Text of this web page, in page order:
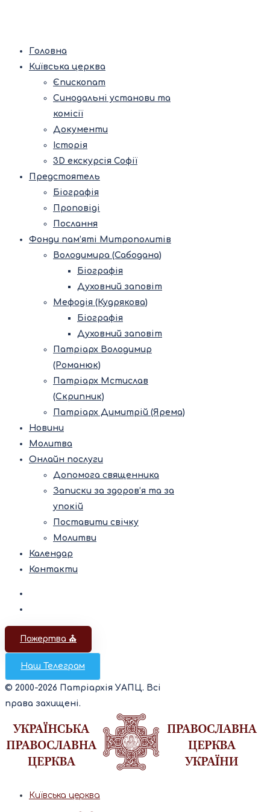
Головна
Київська церква
Єпископат
Синодальні установи та
комісії
Документи
Історія
3D екскурсія Софії
Предстоятель
Біографія
Проповіді
Послання
Фонди пам’яті Митрополитів
Володимира (Сабодана)
Біографія
Духовний заповіт
Мефодія (Кудрякова)
Біографія
Духовний заповіт
Патріарх Володимир
(Романюк)
Патріарх Мстислав
(Скрипник)
Патріарх Димитрій (Ярема)
Новини
Молитва
Онлайн послуги
Допомога священника
Записки за здоров’я та за
упокій
Поставити свічку
Молитви
Календар
Контакти
Пожертва ⛪️
Наш Телеграм
© 2000-2026 Патріархія УАПЦ. Всі
права захищені.
Київська церква